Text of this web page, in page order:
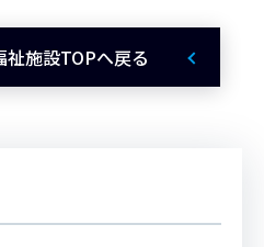
施設TOPへ戻る